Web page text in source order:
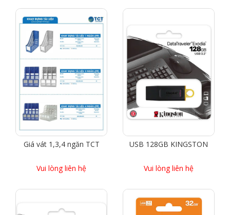
Giá vát 1,3,4 ngăn TCT
Vui lòng liên hệ
USB 128GB KINGSTON
Vui lòng liên hệ